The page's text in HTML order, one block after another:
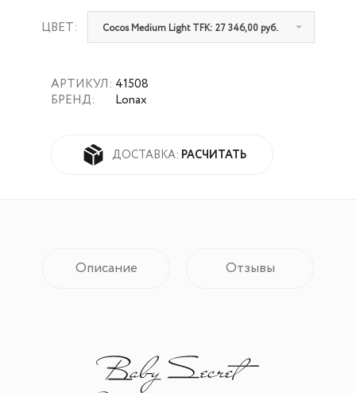
АРТИКУЛ:
БРЕНД:
41508
Lonax
ДОСТАВКА: РАСЧИТАТЬ
ЦВЕТ: Cocos Medium Light TFK: 27 346,00 руб.
Описание Отзывы